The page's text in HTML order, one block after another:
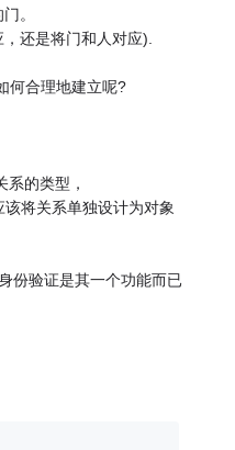
。
还是将门和人对应).
何合理地建立呢?
的类型，
将关系单独设计为对象
份验证是其一个功能而已